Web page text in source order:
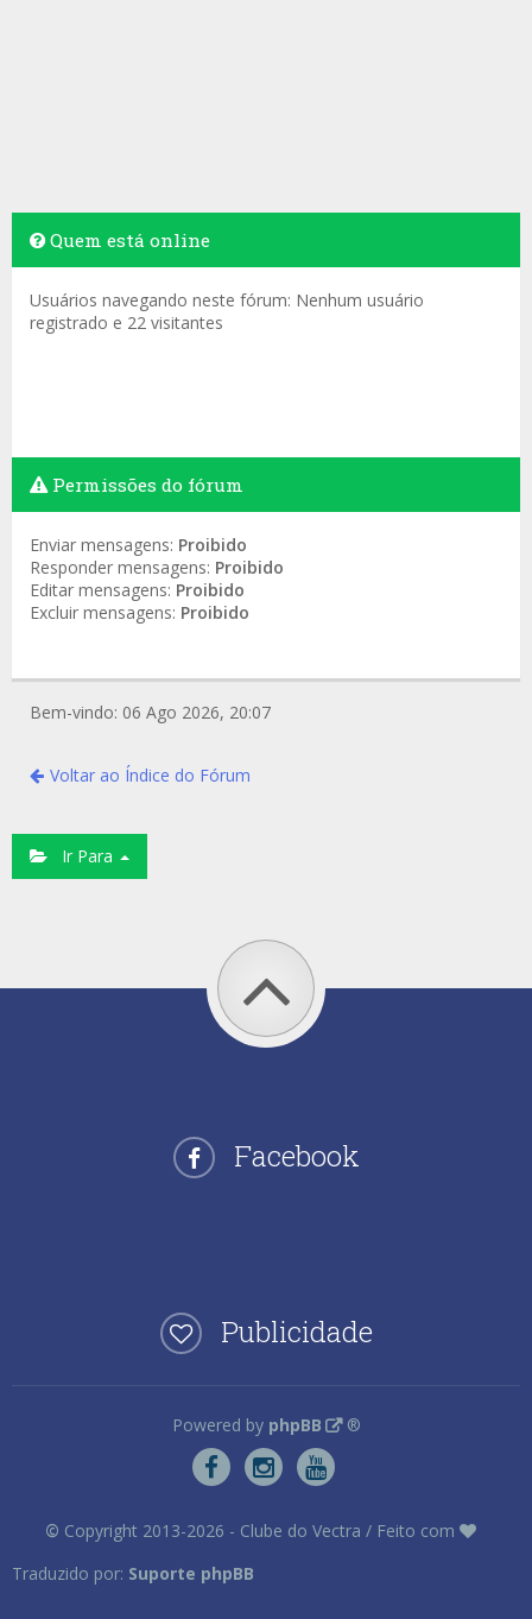
Quem está online
Usuários navegando neste fórum: Nenhum usuário
registrado e 22 visitantes
Permissões do fórum
Enviar mensagens: Proibido
Responder mensagens: Proibido
Editar mensagens: Proibido
Excluir mensagens: Proibido
Bem-vindo: 06 Ago 2026, 20:07
Voltar ao Índice do Fórum
Ir Para
Facebook
Publicidade
Powered by phpBB ®
© Copyright 2013-2026 - Clube do Vectra / Feito com
Traduzido por: Suporte phpBB